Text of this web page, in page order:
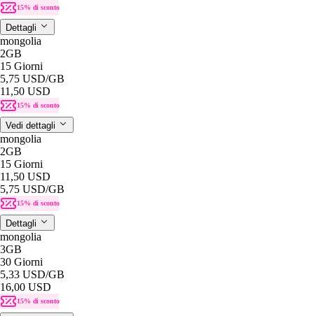
15% di sconto
Dettagli
mongolia
2GB
15 Giorni
5,75 USD/GB
11,50 USD
15% di sconto
Vedi dettagli
mongolia
2GB
15 Giorni
11,50 USD
5,75 USD/GB
15% di sconto
Dettagli
mongolia
3GB
30 Giorni
5,33 USD/GB
16,00 USD
15% di sconto